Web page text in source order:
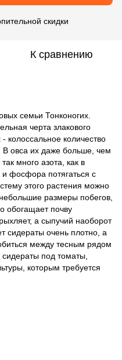
скидки
К сравнению
семьи Тонконогих.
черта злакового
колоссальное количество
В овса их даже больше, чем
много азота, как в
и фосфора потягаться с
этого растения можно
размеры побегов,
обогащает почву
а сыпучий наоборот
сидераты очень плотно, а
между тесным рядом
под томаты,
которым требуется